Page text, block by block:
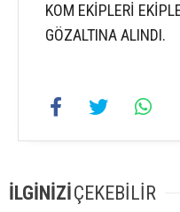
KOM EKİPLERİ
GÖZALTINA ALINDI.
İLGİNİZİÇEKEBİLİR